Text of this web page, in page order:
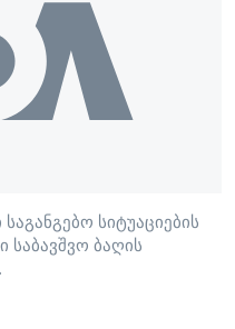
სიტუაციების
საბავშვო ბაღის